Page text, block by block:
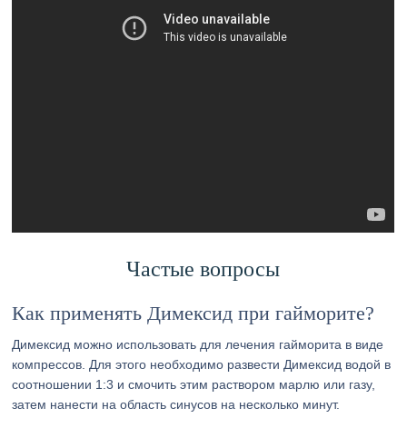
Частые вопросы
Как применять Димексид при гайморите?
Димексид можно использовать для лечения гайморита в виде
компрессов. Для этого необходимо развести Димексид водой в
соотношении 1:3 и смочить этим раствором марлю или газу,
затем нанести на область синусов на несколько минут.